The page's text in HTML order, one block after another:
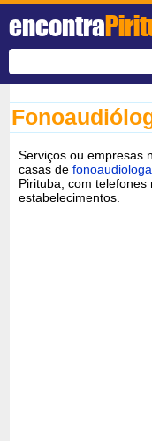
encontra
Serviços ou empresas
casas de
Pirituba, com
estabelecimentos.